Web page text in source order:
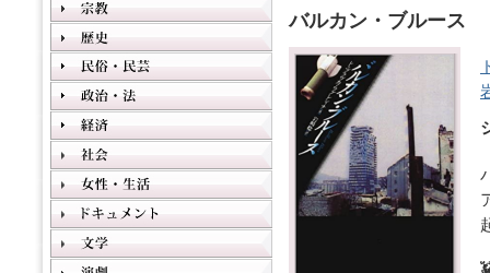
バルカン・ブルース